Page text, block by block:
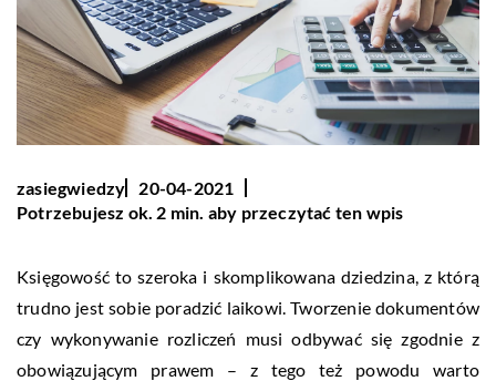
zasiegwiedzy
20-04-2021
Potrzebujesz ok. 2 min. aby przeczytać ten wpis
Księgowość to szeroka i skomplikowana dziedzina, z którą
trudno jest sobie poradzić laikowi. Tworzenie dokumentów
czy wykonywanie rozliczeń musi odbywać się zgodnie z
obowiązującym prawem – z tego też powodu warto